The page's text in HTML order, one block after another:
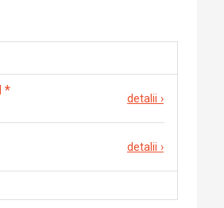
*
detalii ›
detalii ›